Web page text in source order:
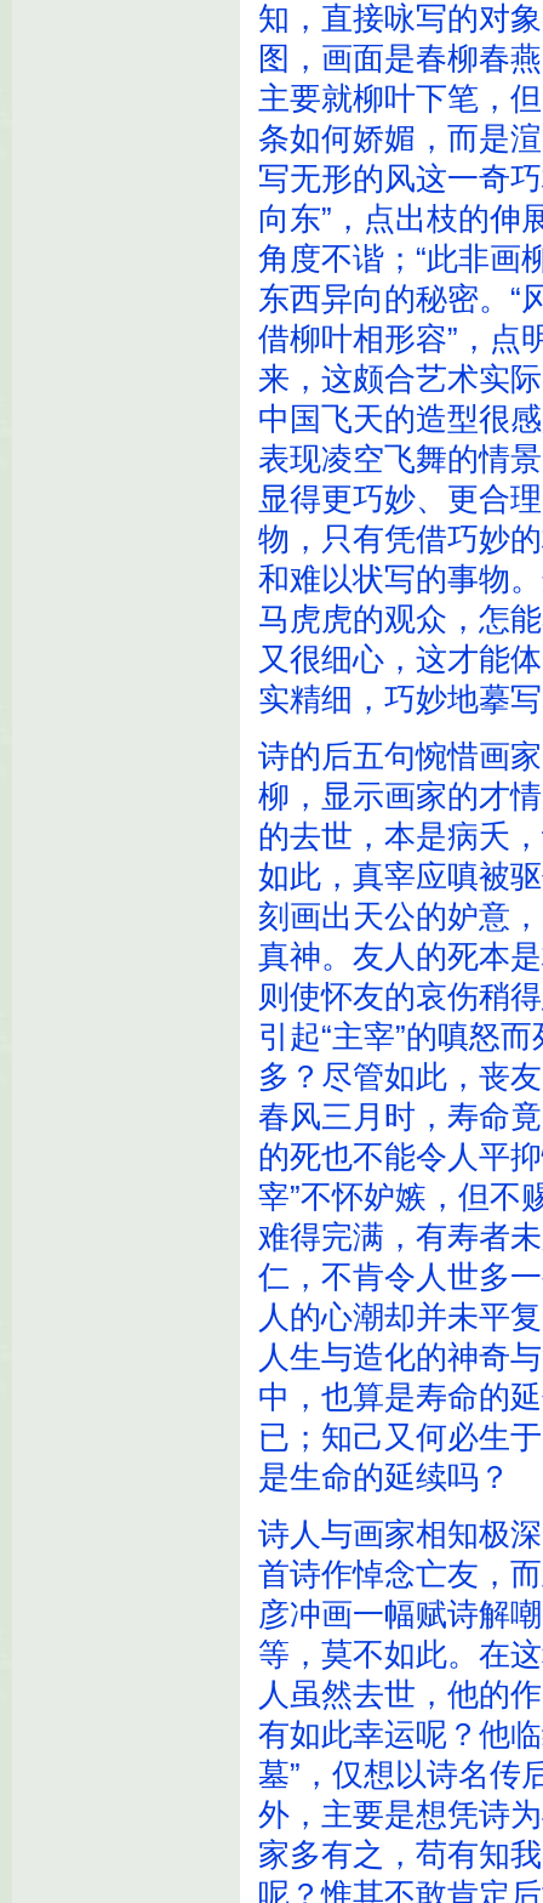
知，直接咏写的对
图，画面是春柳春
主要就柳叶下笔，
条如何娇媚，而是
写无形的风这一奇
向东”，点出枝的伸
角度不谐；“此非画
东西异向的秘密。“
借柳叶相形容”，点
来，这颇合艺术实
中国飞天的造型很
表现凌空飞舞的情
显得更巧妙、更合
物，只有凭借巧妙
和难以状写的事物
马虎虎的观众，怎
又很细心，这才能
实精细，巧妙地摹
诗的后五句惋惜画
柳，显示画家的才
的去世，本是病夭
如此，真宰应嗔被
刻画出天公的妒意
真神。友人的死本
则使怀友的哀伤稍
引起“主宰”的嗔怒
多？尽管如此，丧
春风三月时，寿命
的死也不能令人平
宰”不怀妒嫉，但不
难得完满，有寿者
仁，不肯令人世多
人的心潮却并未平
人生与造化的神奇
中，也算是寿命的
已；知己又何必生
是生命的延续吗？
诗人与画家相知极
首诗作悼念亡友，
彦冲画一幅赋诗解
等，莫不如此。在
人虽然去世，他的
有如此幸运呢？他
墓”，仅想以诗名传
外，主要是想凭诗
家多有之，苟有知
呢？惟其不敢肯定